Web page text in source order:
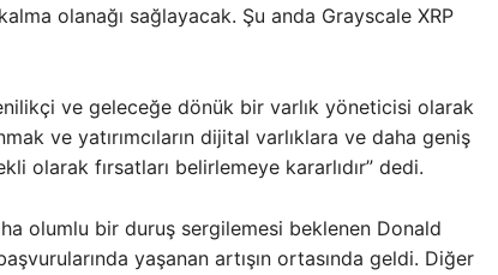
olanağı sağlayacak. Şu anda Grayscale XRP
ve geleceğe dönük bir varlık yöneticisi olarak
ve yatırımcıların dijital varlıklara ve daha geniş
olarak fırsatları belirlemeye kararlıdır” dedi.
olumlu bir duruş sergilemesi beklenen Donald
yaşanan artışın ortasında geldi. Diğer